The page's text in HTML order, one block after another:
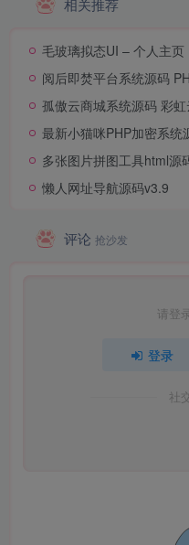
毛玻璃拟态UI – 个人主页
阅后即焚平台系统源码
孤傲云商城系统源码 彩
最新小猫咪PHP加密系统
多张图片拼图工具html源
懒人网址导航源码v3.9
评论 抢沙发
请登
登录
社